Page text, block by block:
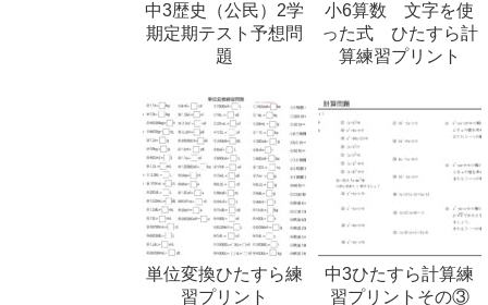
中3歴史（公民）2学
期定期テスト予想問
題
小6算数 文字を使
った式 ひたすら計
算練習プリント
単位変換ひたすら練
習プリント
中3ひたすら計算練
習プリントその③